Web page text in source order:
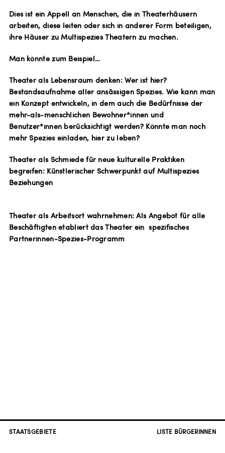
Dies ist ein Appell an Menschen, die in Theaterhäusern
arbeiten, diese leiten oder sich in anderer Form beteiligen,
ihre Häuser zu Multispezies Theatern zu machen.
Man könnte zum Beispiel…
Theater als Lebensraum denken: Wer ist hier?
Bestandsaufnahme aller ansässigen Spezies. Wie kann man
ein Konzept entwickeln, in dem auch die Bedürfnisse der
mehr-als-menschlichen Bewohner*innen und
Benutzer*innen berücksichtigt werden? Könnte man noch
mehr Spezies einladen, hier zu leben?
Theater als Schmiede für neue kulturelle Praktiken
begreifen: Künstlerischer Schwerpunkt auf Multispezies
Beziehungen
Theater als Arbeitsort wahrnehmen: Als Angebot für alle
Beschäftigten etabliert das Theater ein spezifisches
Partnerinnen-Spezies-Programm
STAATSGEBIETE
LISTE BÜRGERINNEN